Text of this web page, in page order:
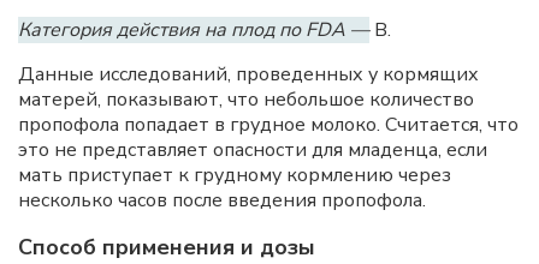
Категория действия на плод по FDA —B.
Данные исследований, проведенных у кормящих
матерей, показывают, что небольшое количество
пропофола попадает в грудное молоко. Считается, что
это не представляет опасности для младенца, если
мать приступает к грудному кормлению через
несколько часов после введения пропофола.
Способ применения и дозы